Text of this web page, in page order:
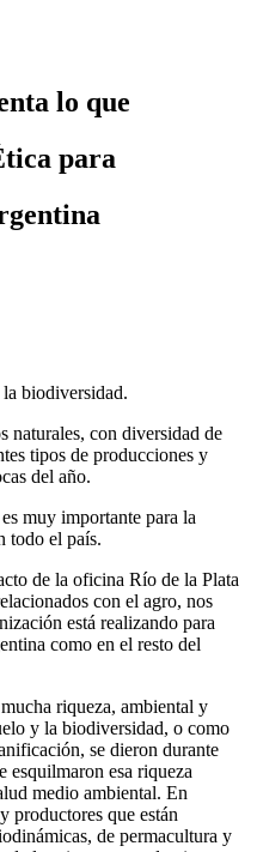
lo que
para
biodiversidad.
naturales, con diversidad de
tipos de producciones y
del año.
muy importante para la
todo el país.
de la oficina Río de la Plata
con el agro, nos
está realizando para
como en el resto del
riqueza, ambiental y
y la biodiversidad, o como
se dieron durante
esquilmaron esa riqueza
medio ambiental. En
productores que están
de permacultura y